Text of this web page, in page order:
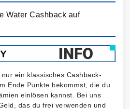
Water Cashback auf
ein klassisches Cashback-
Ende Punkte bekommst, die du
einlösen kannst. Bei uns
das du frei verwenden und